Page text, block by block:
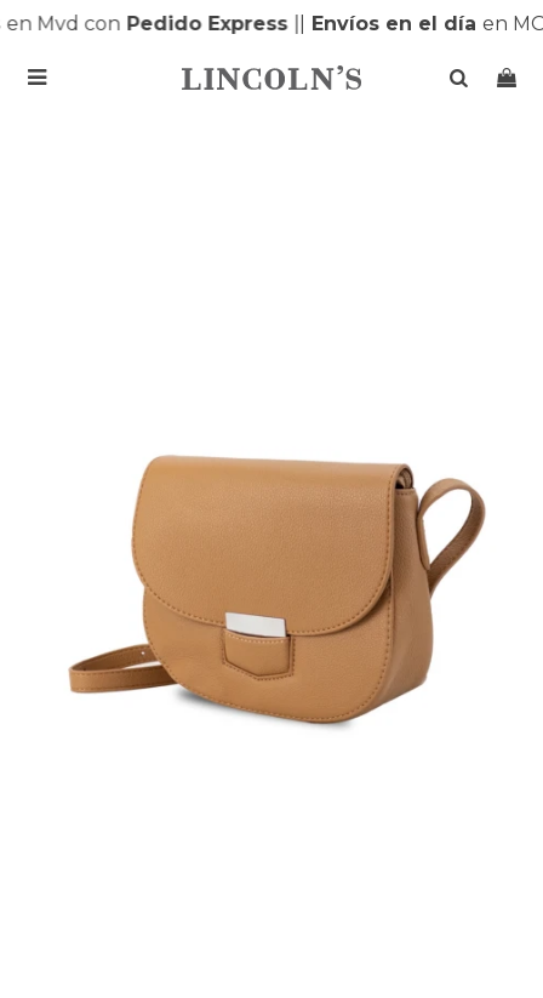
Mvd conPedido Express|| Envíos en el díaen
